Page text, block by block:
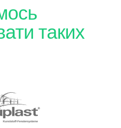
таких